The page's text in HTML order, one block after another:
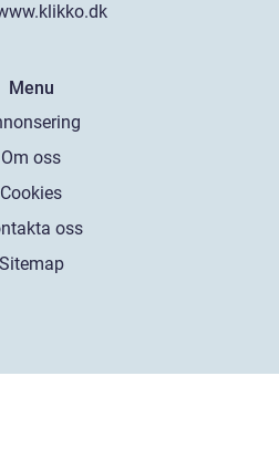
Menu
Om oss
Cookies
oss
Sitemap